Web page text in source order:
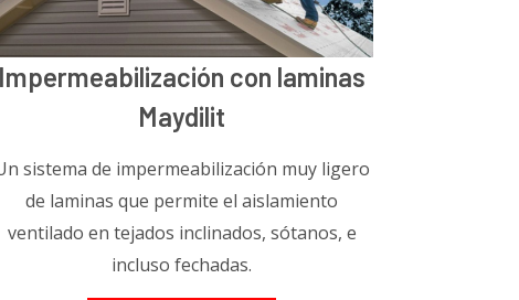
Impermeabilización con laminas
Maydilit
sistema de impermeabilización muy ligero
de laminas que permite el aislamiento
ventilado en tejados inclinados, sótanos, e
incluso fechadas.